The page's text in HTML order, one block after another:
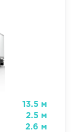
13.5 м
2.5 м
2.6 м